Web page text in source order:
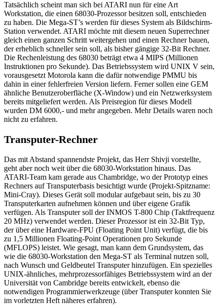
Tatsächlich scheint man sich bei ATARI nun für eine Art
Workstation, die einen 68030-Prozessor besitzen soll, entschieden
zu haben. Die Mega-ST’s werden für dieses System als Bildschirm-
Station verwendet. ATARI möchte mit diesem neuen Superrechner
gleich einen ganzen Schritt weitergehen und einen Rechner bauen,
der erheblich schneller sein soll, als bisher gängige 32-Bit Rechner.
Die Rechenleistung des 68030 beträgt etwa 4 MIPS (Millionen
Instruktionen pro Sekunde). Das Betriebssystem wird UNIX V sein,
vorausgesetzt Motorola kann die dafür notwendige PMMU bis
dahin in einer fehlerfreien Version liefern. Ferner sollen eine GEM
ähnliche Benutzeroberfläche (X-Window) und ein Netzwerksystem
bereits mitgeliefert werden. Als Preisregion für dieses Modell
wurden DM 6000,- und mehr angegeben. Mehr Details waren noch
nicht zu erfahren.
Transputer-Rechner
Das mit Abstand spannendste Projekt, das Herr Shivji vorstellte,
geht aber noch weit über die 68030-Workstation hinaus. Das
ATARI-Team kam gerade aus Chambridge, wo der Prototyp eines
Rechners auf Transputerbasis besichtigt wurde (Projekt-Spitzname:
Mini-Cray). Dieses Gerät soll modular aufgebaut sein, bis zu 30
Transputerkarten aufnehmen können und über eigene Grafik
verfügen. Als Transputer soll der INMOS T-800 Chip (Taktfrequenz
20 MHz) verwendet werden. Dieser Prozessor ist ein 32-Bit Typ,
der über eine Hardware-FPU (Floating Point Unit) verfügt, die bis
zu 1,5 Millionen Floating-Point Operationen pro Sekunde
(MFLOPS) leistet. Wie gesagt, man kann dem Grundsystem, das
wie die 68030-Workstation den Mega-ST als Terminal nutzen soll,
nach Wunsch und Geldbeutel Transputer hinzufügen. Ein spezielles
UNIX-ähnliches, mehrprozessorfähiges Betriebssystem wird an der
Universität von Cambridge bereits entwickelt, ebenso die
notwendigen Programmierwerkzeuge (über Transputer konnten Sie
im vorletzten Heft näheres erfahren).